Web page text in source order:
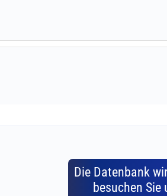
Die Datenbank
besuchen Sie